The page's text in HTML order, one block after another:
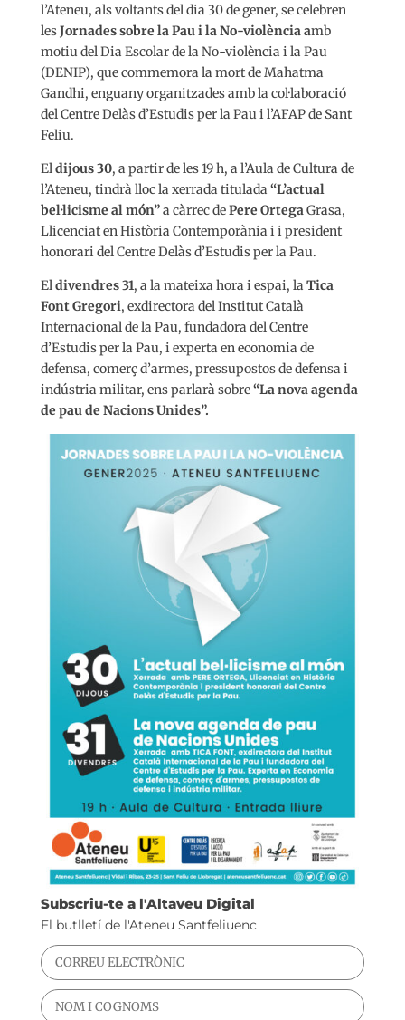
l’Ateneu, als voltants del dia 30 de gener, se celebren
lesJornades sobre la Pau i la No-violència amb
motiu del Dia Escolar de la No-violència i la Pau
(DENIP), que commemora la mort de Mahatma
Gandhi, enguany organitzades amb la col·laboració
del Centre Delàs d’Estudis per la Pau i l’AFAP de Sant
Feliu.
El dijous 30, a partir de les 19 h, a l’Aula de Cultura de
l’Ateneu, tindrà lloc la xerrada titulada “L’actual
bel·licisme al món”a càrrec dePere Ortega Grasa,
Llicenciat en Història Contemporània i i president
honorari del Centre Delàs d’Estudis per la Pau.
El divendres 31, a la mateixa hora i espai, la Tica
Font Gregori, exdirectora del Institut Català
Internacional de la Pau, fundadora del Centre
d’Estudis per la Pau, i experta en economia de
defensa, comerç d’armes, pressupostos de defensa i
indústria militar, ens parlarà sobre“La nova agenda
de pau de Nacions Unides”.
Subscriu-te a l'Altaveu Digital
El butlletí de l'Ateneu Santfeliuenc